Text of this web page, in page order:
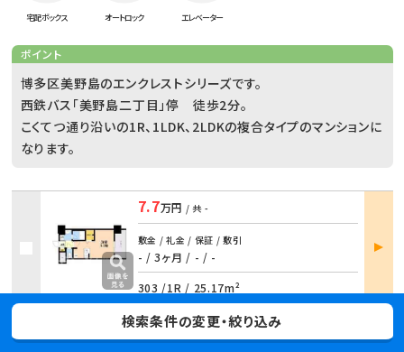
宅配ボックス オートロック エレベーター
ポイント
博多区美野島のエンクレストシリーズです。
西鉄バス「美野島二丁目」停 徒歩2分。
こくてつ通り沿いの1R、1LDK、2LDKの複合タイプのマンションに
なります。
7.7万円 / 共 -
敷金 / 礼金 / 保証 / 敷引
- / 3ヶ月 / - / -
303 /1R / 25.17m²
部屋
詳細
8.3万円/ 共-
検索条件の変更・絞り込み